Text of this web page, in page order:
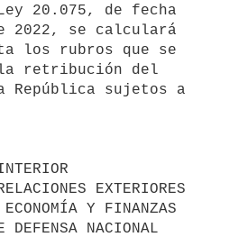
20.075, de fecha
2022, se calculará
los rubros que se
retribución del
República sujetos a